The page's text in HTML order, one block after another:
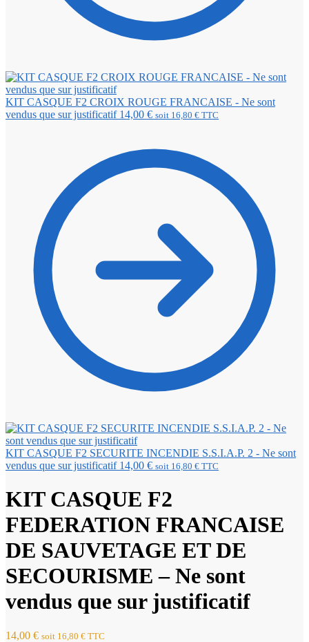
KIT CASQUE F2 CROIX ROUGE FRANCAISE - Ne sont
vendus que sur justificatif 14,00 € soit 16,80 € TTC
KIT CASQUE F2 SECURITE INCENDIE S.S.I.A.P. 2 - Ne sont
vendus que sur justificatif 14,00 € soit 16,80 € TTC
KIT CASQUE F2
FEDERATION FRANCAISE
DE SAUVETAGE ET DE
SECOURISME – Ne sont
vendus que sur justificatif
14,00 € soit 16,80 € TTC